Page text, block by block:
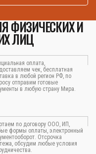
ФИЗИЧЕСКИХ И
ЛИЦ
оплата,
чек, бесплатная
в любой регион РФ, по
отправим готовые
в любую страну Мира.
по договору ООО, ИП,
формы оплаты, электронный
Отсрочка
обсудим любые условия